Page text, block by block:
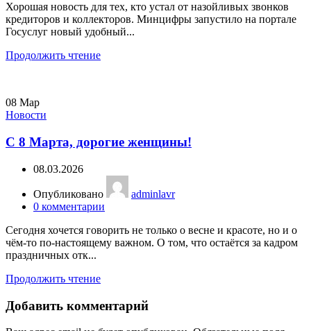
Хорошая новость для тех, кто устал от назойливых звонков
кредиторов и коллекторов. Минцифры запустило на портале
Госуслуг новый удобный...
Продолжить чтение
08 Мар
Новости
С 8 Марта, дорогие женщины!
08.03.2026
Опубликовано
adminlavr
0 комментарии
Сегодня хочется говорить не только о весне и красоте, но и о
чём-то по-настоящему важном. О том, что остаётся за кадром
праздничных отк...
Продолжить чтение
Добавить комментарий